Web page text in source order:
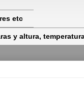
etc
y altura,